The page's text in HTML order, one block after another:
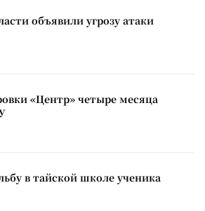
объявили угрозу атаки
«Центр» четыре месяца
в тайской школе ученика